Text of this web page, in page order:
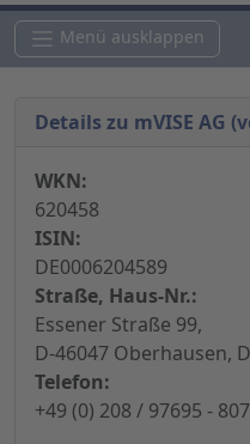
Menü ausklappen
Details zu mVISE AG
WKN:
620458
ISIN:
DE0006204589
Straße, Haus-Nr.:
Essener Straße 99,
D-46047 Oberhausen,
Telefon:
+49 (0) 208 / 97695 - 807